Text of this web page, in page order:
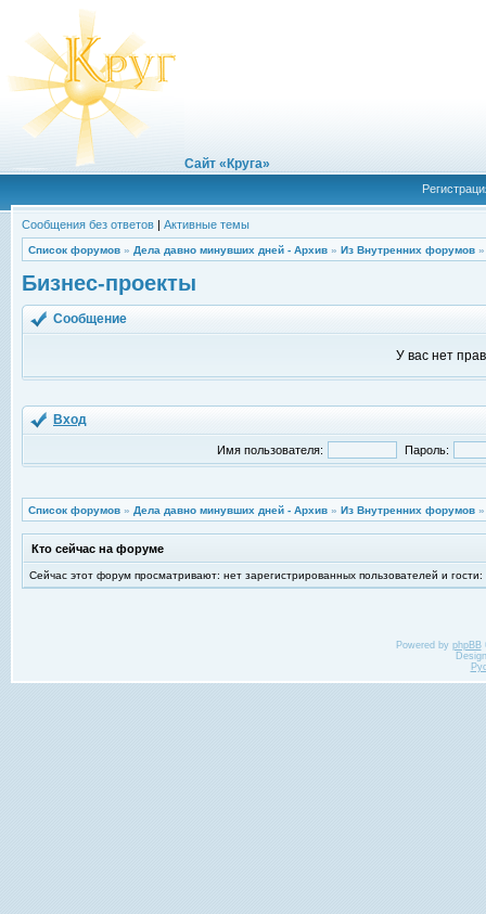
Сайт «Круга»
Сообщения без ответов | Активные темы
Список форумов » Дела давно минувших дней - Архив » Из Внутренних форумов
Бизнес-проекты
Сообщение
У вас нет
Вход
Имя пользователя: Пароль:
Список форумов » Дела давно минувших дней - Архив » Из Внутренних форумов
Кто сейчас на форуме
Сейчас этот форум просматривают: нет зарегистрированных пользователей и гости:
Powered by phpBB